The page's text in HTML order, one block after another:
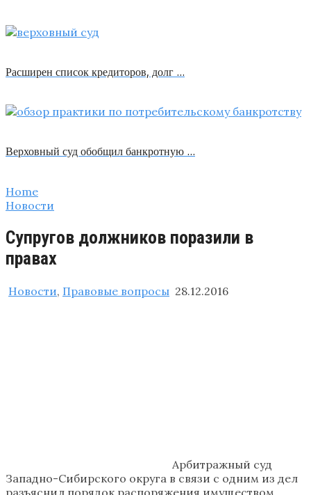
Расширен список кредиторов, долг …
Верховный суд обобщил банкротную …
Home
Новости
Супругов должников поразили в
правах
Новости, Правовые вопросы 28.12.2016
Арбитражный суд
Западно-Сибирского округа в связи с одним из дел
разъяснил порядок распоряжения имуществом